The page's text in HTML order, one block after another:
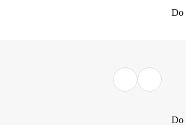
Do
Do